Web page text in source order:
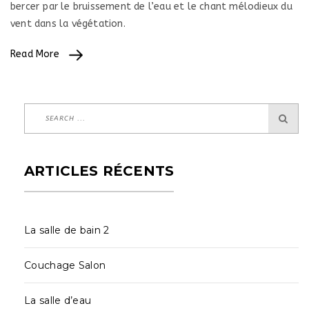
bercer par le bruissement de l’eau et le chant mélodieux du
vent dans la végétation.
Read More
ARTICLES RÉCENTS
La salle de bain 2
Couchage Salon
La salle d’eau